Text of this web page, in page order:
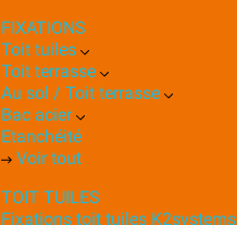
FIXATIONS
Toit tuiles
Toit terrasse
Au sol / Toit terrasse
Bac acier
Etanchéité
Voir tout
TOIT TUILES
Fixations toit tuiles K2systems